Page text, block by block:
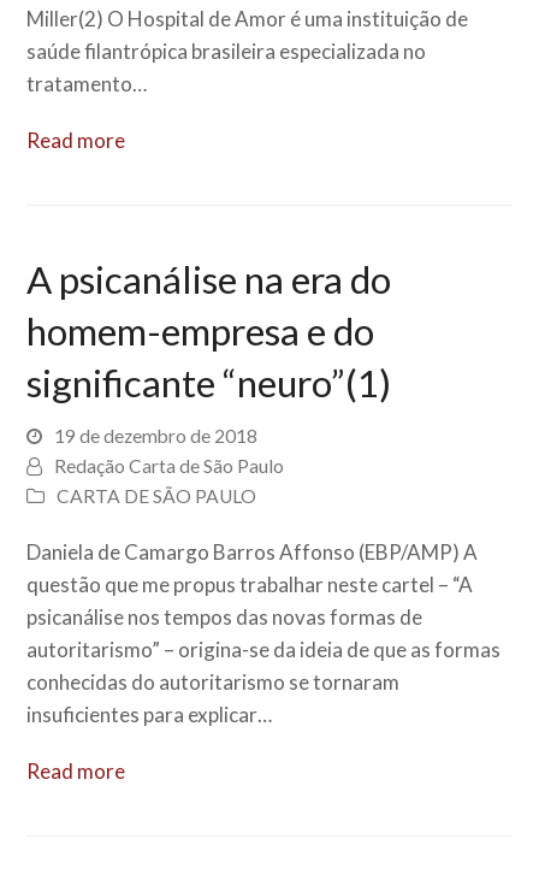
Miller(2) O Hospital de Amor é uma instituição de
saúde filantrópica brasileira especializada no
tratamento…
Read more
A psicanálise na era do
homem-empresa e do
significante “neuro”(1)
19 de dezembro de 2018
Redação Carta de São Paulo
CARTA DE SÃO PAULO
Daniela de Camargo Barros Affonso (EBP/AMP) A
questão que me propus trabalhar neste cartel – “A
psicanálise nos tempos das novas formas de
autoritarismo” – origina-se da ideia de que as formas
conhecidas do autoritarismo se tornaram
insuficientes para explicar…
Read more